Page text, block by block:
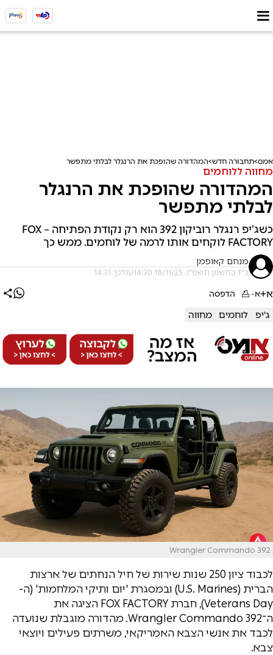
אמס תחבורה חדש המהדורה שהופכת את הרנגלר לבלתי מתפשר
מחווה ללוחמים
המהדורה שהופכת את הרנגלר
לבלתי מתפשר
כשג’יפ רנגלר רוביקון 392 הוא רק נקודת הפתיחה – FOX
FACTORY לוקחים אותו לרמה של לוחמים. ממש כך
מנחם קאופמן
כ"ז בחשוון תשפ"ו, 18/11/25 14:30 עודכן: 14:31
א+א- הדפסה
ג'יפ לוחמים מחווה
Wrangler Commando 392
לכבוד ציון 250 שנות שירות של חיל הנחתים של ארצות
הברית (U.S. Marines) ובמסגרת 'יום ותיקי המלחמות' (ה-
Veterans Day), חברת FOX FACTORY הציגה את
ה־Wrangler Commando 392. מהדורה מוגבלת שנועדה
לכבד את אנשי הצבא האמריקאי, משרתים פעילים ויוצאי
צבא.